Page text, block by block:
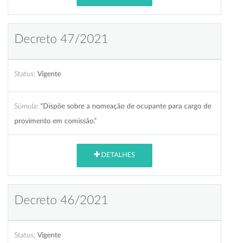
Decreto 47/2021
Status: Vigente
Súmula: “Dispõe sobre a nomeação de ocupante para cargo de
provimento em comissão.”
DETALHES
Decreto 46/2021
Status: Vigente